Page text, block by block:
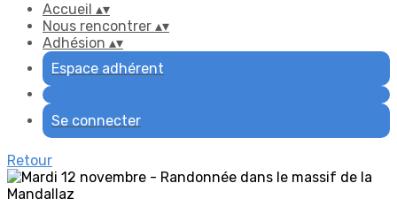
Accueil ▴▾
Nous rencontrer ▴▾
Adhésion ▴▾
Espace adhérent
Se connecter
Retour